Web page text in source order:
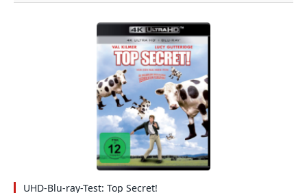
UHD-Blu-ray-Test: Top Secret!